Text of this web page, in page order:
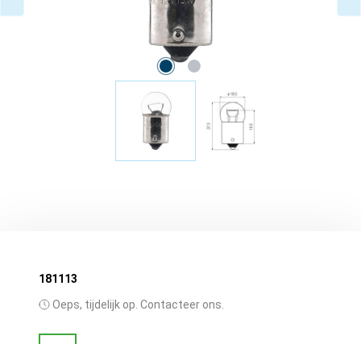
181113
Oeps, tijdelijk op. Contacteer ons.